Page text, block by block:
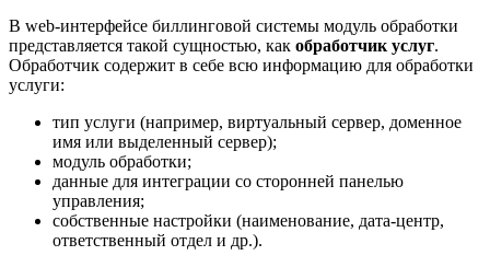
В web-интерфейсе биллинговой системы модуль обработки
представляется такой сущностью, как обработчик услуг.
Обработчик содержит в себе всю информацию для обработки
услуги:
тип услуги (например, виртуальный сервер, доменное
имя или выделенный сервер);
модуль обработки;
данные для интеграции со сторонней панелью
управления;
собственные настройки (наименование, дата-центр,
ответственный отдел и др.).